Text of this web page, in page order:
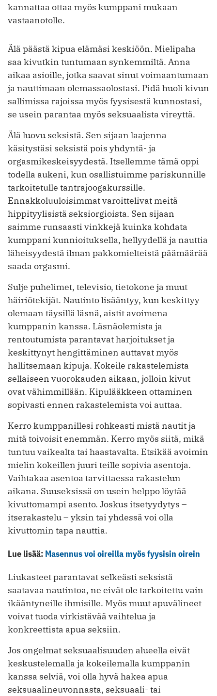
kannattaa ottaa myös kumppani mukaan
vastaanotolle.
Älä päästä kipua elämäsi keskiöön. Mielipaha
saa kivutkin tuntumaan synkemmiltä. Anna
aikaa asioille, jotka saavat sinut voimaantumaan
ja nauttimaan olemassaolostasi. Pidä huoli kivun
sallimissa rajoissa myös fyysisestä kunnostasi,
se usein parantaa myös seksuaalista vireyttä.
Älä luovu seksistä. Sen sijaan laajenna
käsitystäsi seksistä pois yhdyntä- ja
orgasmikeskeisyydestä. Itsellemme tämä oppi
todella aukeni, kun osallistuimme pariskunnille
tarkoitetulle tantrajoogakurssille.
Ennakkoluuloisimmat varoittelivat meitä
hippityylisistä seksiorgioista. Sen sijaan
saimme runsaasti vinkkejä kuinka kohdata
kumppani kunnioituksella, hellyydellä ja nauttia
läheisyydestä ilman pakkomielteistä päämäärää
saada orgasmi.
Sulje puhelimet, televisio, tietokone ja muut
häiriötekijät. Nautinto lisääntyy, kun keskittyy
olemaan täysillä läsnä, aistit avoimena
kumppanin kanssa. Läsnäolemista ja
rentoutumista parantavat harjoitukset ja
keskittynyt hengittäminen auttavat myös
hallitsemaan kipuja. Kokeile rakastelemista
sellaiseen vuorokauden aikaan, jolloin kivut
ovat vähimmillään. Kipulääkkeen ottaminen
sopivasti ennen rakastelemista voi auttaa.
Kerro kumppanillesi rohkeasti mistä nautit ja
mitä toivoisit enemmän. Kerro myös siitä, mikä
tuntuu vaikealta tai haastavalta. Etsikää avoimin
mielin kokeillen juuri teille sopivia asentoja.
Vaihtakaa asentoa tarvittaessa rakastelun
aikana. Suuseksissä on usein helppo löytää
kivuttomampi asento. Joskus itsetyydytys –
itserakastelu – yksin tai yhdessä voi olla
kivuttomin tapa nauttia.
Lue lisää: Masennus voi oireilla myös fyysisin oirein
Liukasteet parantavat selkeästi seksistä
saatavaa nautintoa, ne eivät ole tarkoitettu vain
ikääntyneille ihmisille. Myös muut apuvälineet
voivat tuoda virkistävää vaihtelua ja
konkreettista apua seksiin.
Jos ongelmat seksuaalisuuden alueella eivät
keskustelemalla ja kokeilemalla kumppanin
kanssa selviä, voi olla hyvä hakea apua
seksuaalineuvonnasta, seksuaali- tai